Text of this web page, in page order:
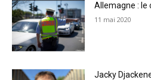
Allemagne : le
11 mai 2020
Jacky